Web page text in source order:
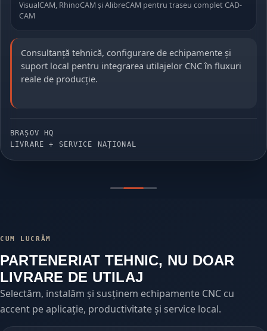
VisualCAM, RhinoCAM și AlibreCAM pentru traseu complet CAD-
CAM
Consultanță tehnică, configurare de echipamente și
suport local pentru integrarea utilajelor CNC în fluxuri
reale de producție.
BRAȘOV HQ
LIVRARE + SERVICE NAȚIONAL
CUM LUCRĂM
PARTENERIAT TEHNIC, NU DOAR
LIVRARE DE UTILAJ
Selectăm, instalăm și susținem echipamente CNC cu
accent pe aplicație, productivitate și service local.